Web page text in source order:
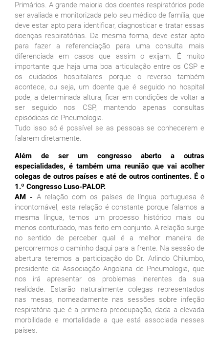
Primários. A grande maioria dos doentes respiratórios pode
ser avaliada e monitorizada pelo seu médico de família, que
deve estar apto para identificar, diagnosticar e tratar essas
doenças respiratórias. Da mesma forma, deve estar apto
para fazer a referenciação para uma consulta mais
diferenciada em casos que assim o exijam. É muito
importante que haja uma boa articulação entre os CSP e
os cuidados hospitalares porque o reverso também
acontece, ou seja, um doente que é seguido no hospital
pode, a determinada altura, ficar em condições de voltar a
ser seguido nos CSP, mantendo apenas consultas
episódicas de Pneumologia.
Tudo isso só é possível se as pessoas se conhecerem e
falarem diretamente.
Além de ser um congresso aberto a outras
especialidades, é também uma reunião que vai acolher
colegas de outros países e até de outros continentes. É o
1.º Congresso Luso-PALOP.
AM - A relação com os países de língua portuguesa é
incontornável, esta relação é constante porque falamos a
mesma língua, temos um processo histórico mais ou
menos conturbado, mas feito em conjunto. A relação surge
no sentido de perceber qual é a melhor maneira de
percorrermos o caminho daqui para a frente. Na sessão de
abertura teremos a participação do Dr. Arlindo Chilumbo,
presidente da Associação Angolana de Pneumologia, que
nos irá apresentar os problemas inerentes da sua
realidade. Estarão naturalmente colegas representados
nas mesas, nomeadamente nas sessões sobre infeção
respiratória que é a primeira preocupação, dada a elevada
morbilidade e mortalidade a que está associada nesses
países.